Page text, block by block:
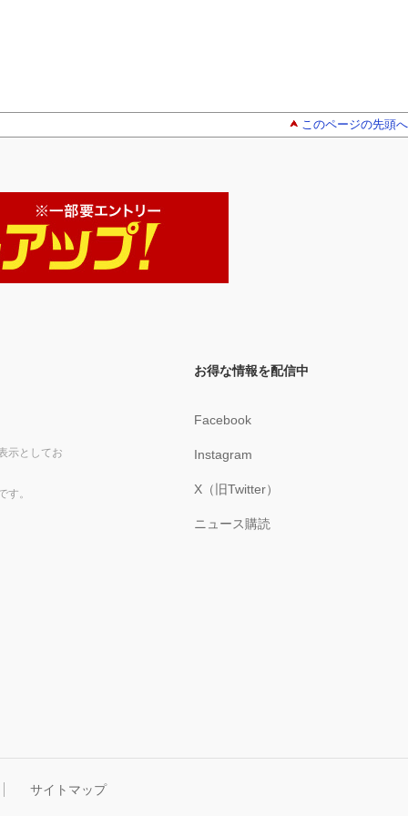
このページの先頭へ
示としてお
す。
お得な情報を配信中
Facebook
Instagram
X（旧Twitter）
ニュース購読
サイトマップ